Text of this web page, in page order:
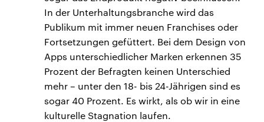
In der Unterhaltungsbranche wird das
Publikum mit immer neuen Franchises oder
Fortsetzungen gefüttert. Bei dem Design von
Apps unterschiedlicher Marken erkennen 35
Prozent der Befragten keinen Unterschied
mehr – unter den 18- bis 24-Jährigen sind es
sogar 40 Prozent. Es wirkt, als ob wir in eine
kulturelle Stagnation laufen.